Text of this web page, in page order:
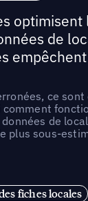
de
ce
comment
de
plus sous-
fiches locales